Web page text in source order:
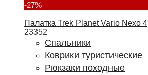
-27%
Палатка Trek Planet Vario Nexo 4
23352
Спальники
Коврики туристические
Рюкзаки походные